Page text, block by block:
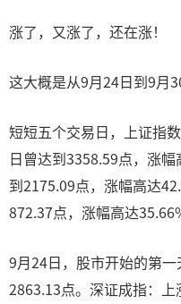
涨了，又涨了，还在涨！
这大概是从9月24日到9月
短短五个交易日，上证指
日曾达到3358.59点，涨
到2175.09点，涨幅高达
872.37点，涨幅高达
9月24日，股市开始的第
2863.13点。深证成指：